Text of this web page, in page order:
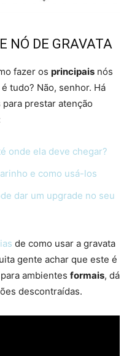
NÓ DE GRAVATA
fazer os principais nós
tudo? Não, senhor. Há
prestar atenção
onde ela deve chegar?
e como usá-los
dar um upgrade no seu
de como usar a gravata
gente achar que este é
ambientes formais, dá
descontraídas.